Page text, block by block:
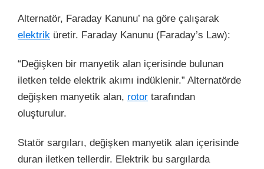
Alternatör, Faraday Kanunu’ na göre çalışarak
elektrik üretir. Faraday Kanunu (Faraday’s Law):
“Değişken bir manyetik alan içerisinde bulunan
iletken telde elektrik akımı indüklenir.” Alternatörde
değişken manyetik alan, rotor tarafından
oluşturulur.
Statör sargıları, değişken manyetik alan içerisinde
duran iletken tellerdir. Elektrik bu sargılarda